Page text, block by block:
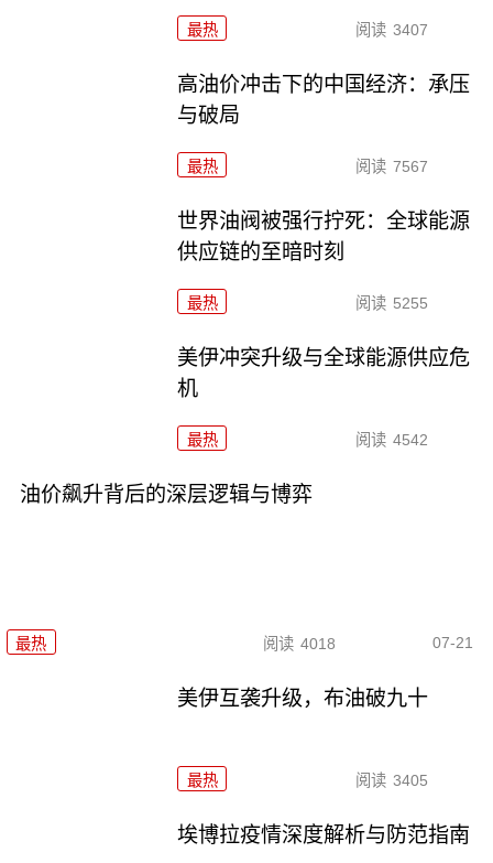
最热 阅读 3407
高油价冲击下的中国经济：承压
与破局
最热 阅读 7567
世界油阀被强行拧死：全球能源
供应链的至暗时刻
最热 阅读 5255
美伊冲突升级与全球能源供应危
机
最热 阅读 4542
油价飙升背后的深层逻辑与博弈
最热 阅读 4018 07-21
美伊互袭升级，布油破九十
最热 阅读 3405
埃博拉疫情深度解析与防范指南